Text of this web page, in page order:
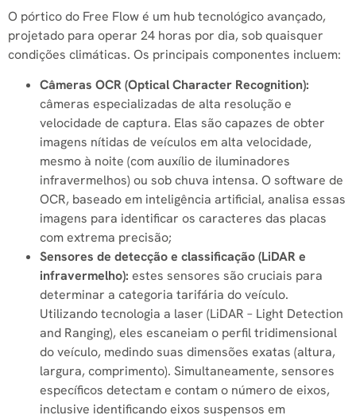
O pórtico do Free Flow é um hub tecnológico avançado,
projetado para operar 24 horas por dia, sob quaisquer
condições climáticas. Os principais componentes incluem:
Câmeras OCR (Optical Character Recognition):
câmeras especializadas de alta resolução e
velocidade de captura. Elas são capazes de obter
imagens nítidas de veículos em alta velocidade,
mesmo à noite (com auxílio de iluminadores
infravermelhos) ou sob chuva intensa. O software de
OCR, baseado em inteligência artificial, analisa essas
imagens para identificar os caracteres das placas
com extrema precisão;
Sensores de detecção e classificação (LiDAR e
infravermelho): estes sensores são cruciais para
determinar a categoria tarifária do veículo.
Utilizando tecnologia a laser (LiDAR – Light Detection
and Ranging), eles escaneiam o perfil tridimensional
do veículo, medindo suas dimensões exatas (altura,
largura, comprimento). Simultaneamente, sensores
específicos detectam e contam o número de eixos,
inclusive identificando eixos suspensos em